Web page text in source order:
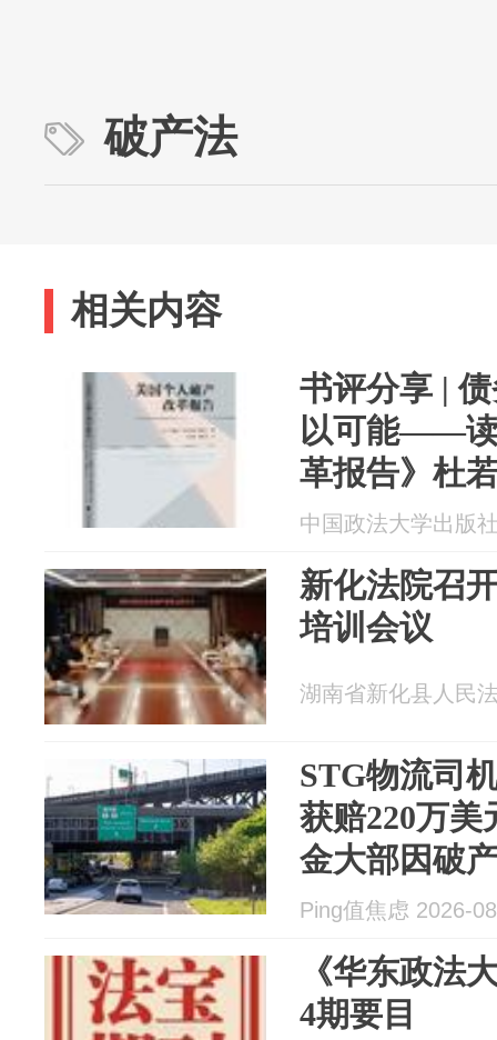
破产法
相关内容
书评分享 |
以可能——读
革报告》杜
中国政法大学出版
新化法院召
培训会议
湖南省新化县人民
STG物流司
获赔220万美
金大部因破
Ping值焦虑 2026-
《华东政法
4期要目